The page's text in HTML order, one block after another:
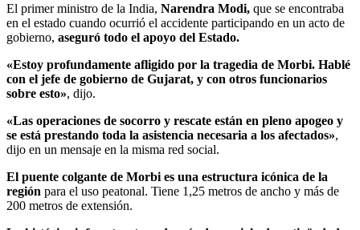
El primer ministro de la India, Narendra Modi, que se encontraba
en el estado cuando ocurrió el accidente participando en un acto de
gobierno, aseguró todo el apoyo del Estado.
«Estoy profundamente afligido por la tragedia de Morbi. Hablé
con el jefe de gobierno de Gujarat, y con otros funcionarios
sobre esto», dijo.
«Las operaciones de socorro y rescate están en pleno apogeo y
se está prestando toda la asistencia necesaria a los afectados»,
dijo en un mensaje en la misma red social.
El puente colgante de Morbi es una estructura icónica de la
región para el uso peatonal. Tiene 1,25 metros de ancho y más de
200 metros de extensión.